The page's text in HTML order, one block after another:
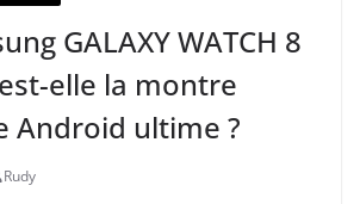
GALAXY WATCH 8
est-elle la montre
Android ultime ?
Rudy